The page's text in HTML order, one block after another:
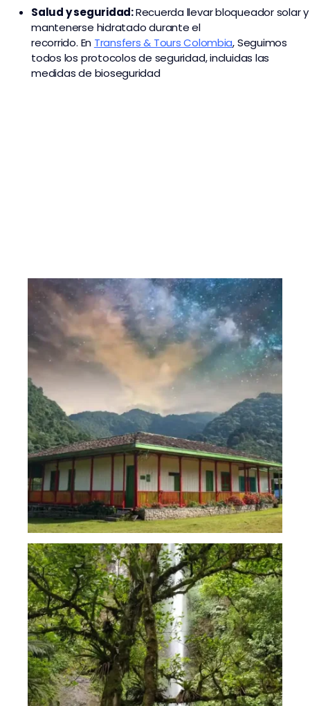
Salud y seguridad:Recuerda llevar bloqueador solar y
mantenerse hidratado durante el
recorrido. En Transfers & Tours Colombia,Seguimos
todos los protocolos de seguridad, incluidas las
medidas de bioseguridad